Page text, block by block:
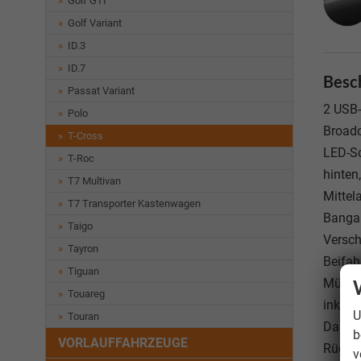
2
LED-
Golf Variant
ID.3
ID.7
Passat Variant
Polo
T-Cross
T-Roc
T7 Multivan
T7 Transporter Kastenwagen
Taigo
Tayron
Tiguan
Touareg
Touran
VORLAUFFAHRZEUGE